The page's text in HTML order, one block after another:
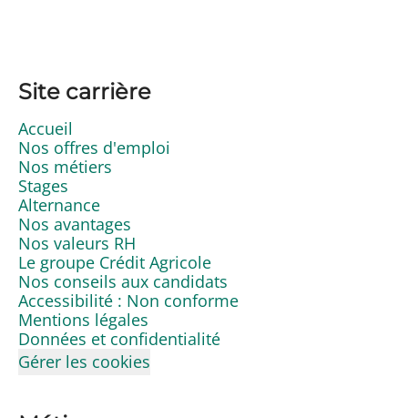
Site carrière
Accueil
Nos offres d'emploi
Nos métiers
Stages
Alternance
Nos avantages
Nos valeurs RH
Le groupe Crédit Agricole
Nos conseils aux candidats
Accessibilité : Non conforme
Mentions légales
Données et confidentialité
Gérer les cookies